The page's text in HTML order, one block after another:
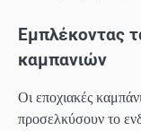
Εμπλέκοντας
καμπανιών
Οι εποχιακές
προσελκύσουν το